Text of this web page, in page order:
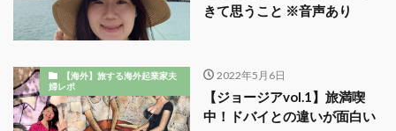
きて思うこと ※音声あり
【海外】旅する海外起業家夫
婦レポ
2022年5月6日
【ジョージアvol.1】旅満喫
中！ドバイとの違いが面白い